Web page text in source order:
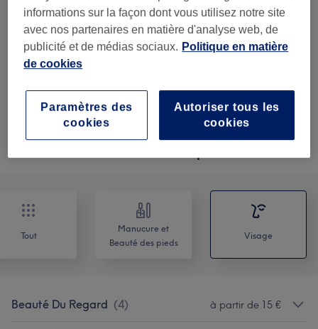
brow lift avec teinture
1 h
45 € Sélectionner
brow lift restructuration +
épilation
50 € Sélectionner
Ce n'est pas ce que vous recherchiez ?
Tout
Manucure et
Beauté des pieds
Visage
Beauté Du Regard (4) à partir de 15 €
informations sur la façon dont vous utilisez notre site
avec nos partenaires en matière d'analyse web, de
publicité et de médias sociaux. Politique en matière
de cookies
Autoriser tous les
cookies
Paramètres des
cookies